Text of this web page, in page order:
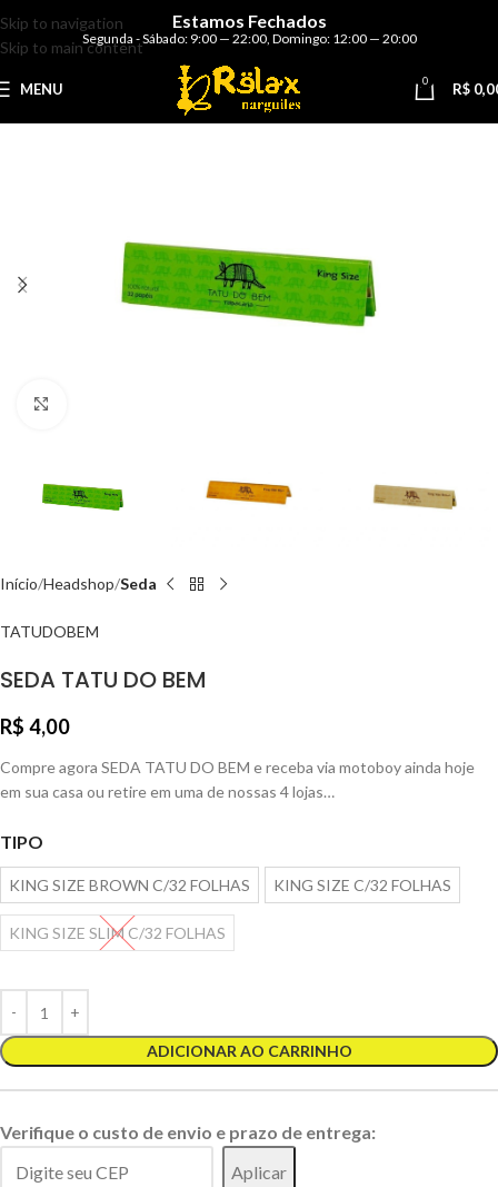
Skip to navigation
Skip to main content
Estamos Fechados
Segunda - Sábado: 9:00 — 22:00, Domingo: 12:00 — 20:00
MENU 0 R$
Início Headshop Seda
TATUDOBEM
SEDA TATU DO BEM
R$ 4,00
Compre agora SEDA TATU DO BEM e receba via motoboy ainda hoje
em sua casa ou retire em uma de nossas 4 lojas…
TIPO
KING SIZE BROWN C/32 FOLHAS KING SIZE C/32 FOLHAS
KING SIZE SLIM C/32 FOLHAS
ADICIONAR AO CARRINHO
Verifique o custo de envio e prazo de entrega:
Aplicar